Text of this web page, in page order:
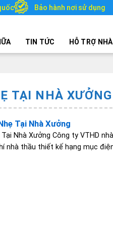
Bảo hành nơi sử dụng
TIN TỨC HỖ TRỢ
TẠI NHÀ XƯỞNG
Tại Nhà Xưởng
Nhà Xưởng Công ty VTHD
nhà thầu thiết kế hạng mục